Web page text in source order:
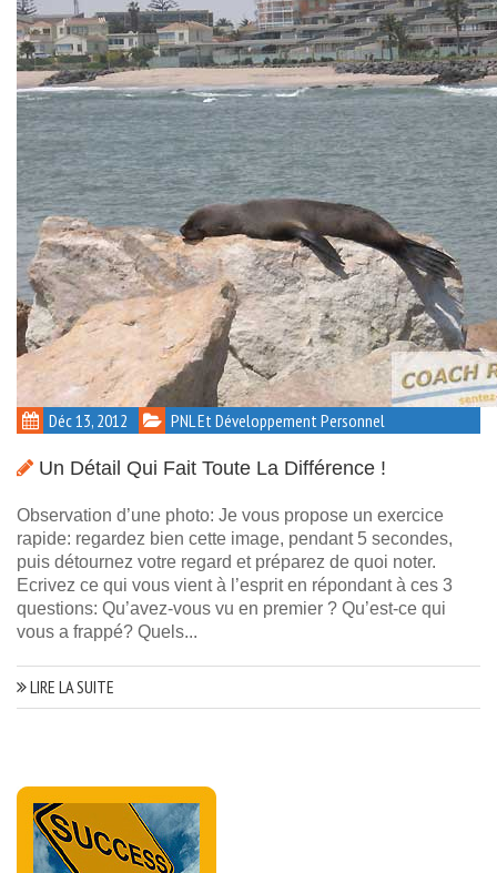
Déc 13, 2012 PNL Et Développement Personnel
Un Détail Qui Fait Toute La Différence !
Observation d’une photo: Je vous propose un exercice
rapide: regardez bien cette image, pendant 5 secondes,
puis détournez votre regard et préparez de quoi noter.
Ecrivez ce qui vous vient à l’esprit en répondant à ces 3
questions: Qu’avez-vous vu en premier ? Qu’est-ce qui
vous a frappé? Quels...
LIRE LA SUITE